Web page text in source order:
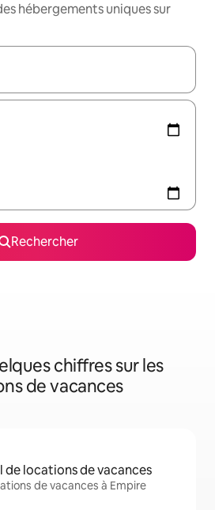
hébergements uniques sur
utilisez les flèches vers le
Rechercher
chiffres sur les
de vacances
locations de vacances
de vacances à Empire